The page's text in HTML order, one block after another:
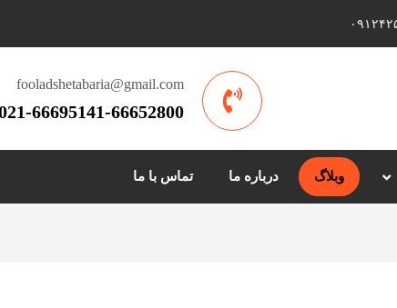
fooladshetabaria@gmail.com
66695141-66652800
وبلاگ درباره ما تماس با ما